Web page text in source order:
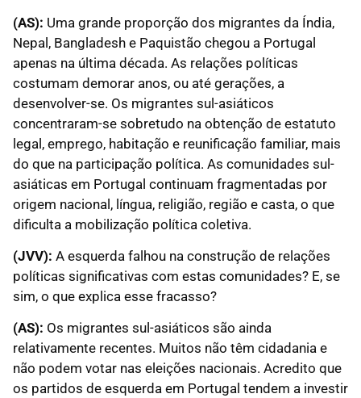
(AS): Uma grande proporção dos migrantes da Índia,
Nepal, Bangladesh e Paquistão chegou a Portugal
apenas na última década. As relações políticas
costumam demorar anos, ou até gerações, a
desenvolver-se. Os migrantes sul-asiáticos
concentraram-se sobretudo na obtenção de estatuto
legal, emprego, habitação e reunificação familiar, mais
do que na participação política. As comunidades sul-
asiáticas em Portugal continuam fragmentadas por
origem nacional, língua, religião, região e casta, o que
dificulta a mobilização política coletiva.
(JVV): A esquerda falhou na construção de relações
políticas significativas com estas comunidades? E, se
sim, o que explica esse fracasso?
(AS): Os migrantes sul-asiáticos são ainda
relativamente recentes. Muitos não têm cidadania e
não podem votar nas eleições nacionais. Acredito que
os partidos de esquerda em Portugal tendem a investir